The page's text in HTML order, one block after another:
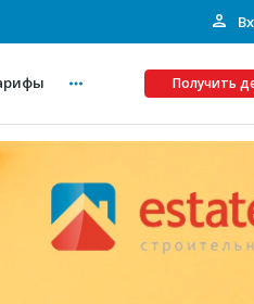
Получить
Платные
Рекламодателям